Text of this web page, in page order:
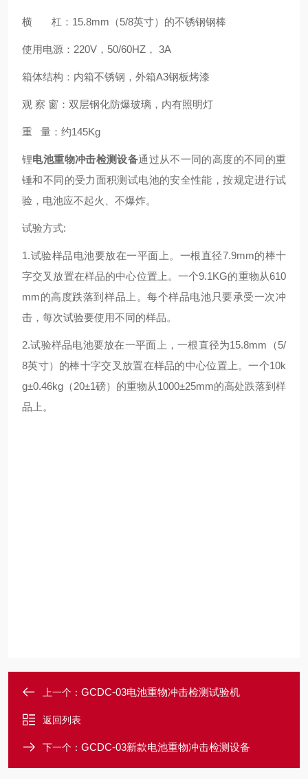
横 杠：15.8mm（5/8英寸）的不锈钢钢棒
使用电源：220V，50/60HZ， 3A
箱体结构：内箱不锈钢，外箱A3钢板烤漆
观 察 窗：双层钢化防爆玻璃，内有照明灯
重 量：约145Kg
锂电池重物冲击检测设备通过从不一同的高度的不同的重
锤和不同的受力面积测试电池的安全性能，按规定进行试
验，电池应不起火、不爆炸。
试验方式:
1.试验样品电池要放在一平面上。一根直径7.9mm的棒十
字交叉放置在样品的中心位置上。一个9.1KG的重物从610
mm的高度跌落到样品上。每个样品电池只要承受一次冲
击，每次试验要使用不同的样品。
2.试验样品电池要放在一平面上，一根直径为15.8mm（5/
8英寸）的棒十字交叉放置在样品的中心位置上。一个10k
g±0.46kg（20±1磅）的重物从1000±25mm的高处跌落到样
品上。
上一个： GCDC-03电池重物冲击检测试验机
返回列表
下一个： GCDC-03新款电池重物冲击检测设备